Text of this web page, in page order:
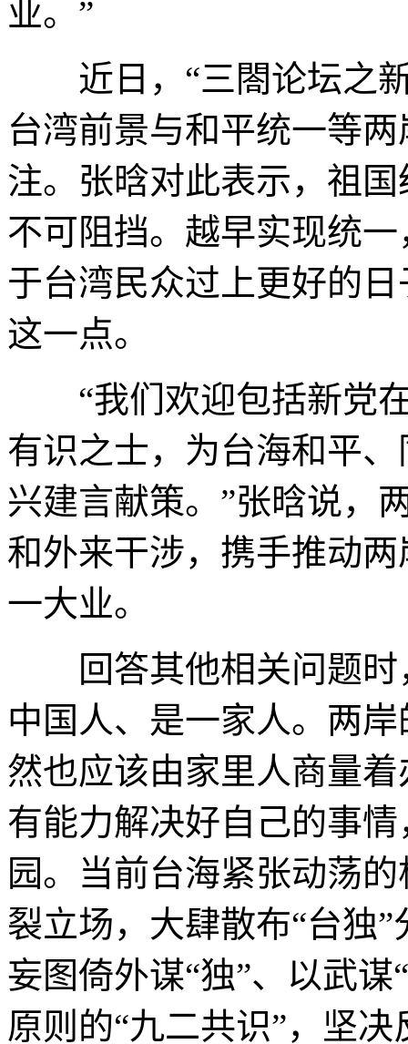
业。”
近日，“三閤论坛之新
台湾前景与和平统一等
注。张晗对此表示，祖
不可阻挡。越早实现统
于台湾民众过上更好的
这一点。
“我们欢迎包括新党在
有识之士，为台海和平
兴建言献策。”张晗说，
和外来干涉，携手推动
一大业。
回答其他相关问题时
中国人、是一家人。两
然也应该由家里人商量
有能力解决好自己的事
园。当前台海紧张动荡
裂立场，大肆散布“台独
妄图倚外谋“独”、以武
原则的“九二共识”，坚